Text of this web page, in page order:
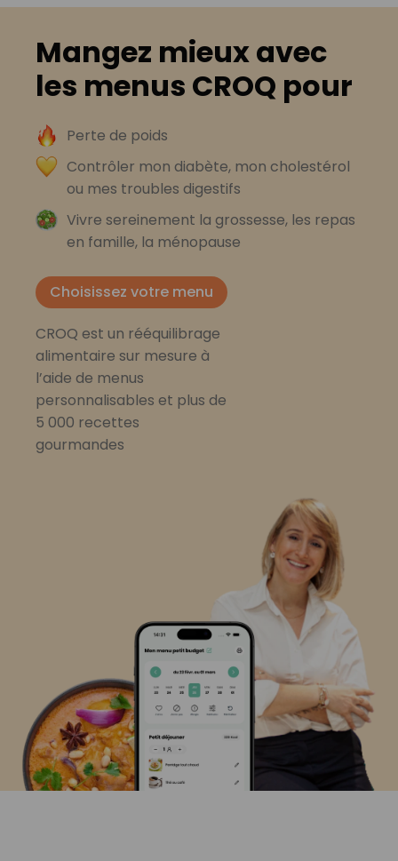
Mangez mieux avec
les menus CROQ pour
Perte de poids
Contrôler mon diabète, mon cholestérol
ou mes troubles digestifs
Vivre sereinement la grossesse, les repas
en famille, la ménopause
Choisissez votre menu
CROQ est un rééquilibrage
alimentaire sur mesure à
l’aide de menus
personnalisables et plus de
5 000 recettes
gourmandes